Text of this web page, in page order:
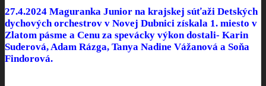
27.4.2024 Maguranka Junior na krajskej súťaži Detských
dychových orchestrov v Novej Dubnici získala 1. miesto v
Zlatom pásme a Cenu za spevácky výkon dostali- Karin
Suderová, Adam Rázga, Tanya Nadine Vážanová a Soňa
Findorová.